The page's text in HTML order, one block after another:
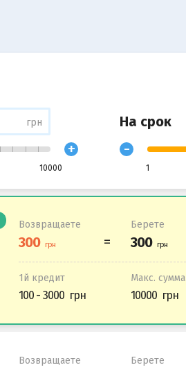
грн
10000
+
На срок
-
1
Возвращаете Берете
1й кредит
100 - 3000
Макс. сумма
10000
Возвращаете Берете